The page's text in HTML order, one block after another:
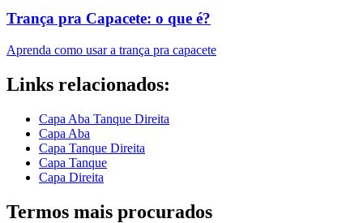
Trança pra Capacete: o que é?
Aprenda como usar a trança pra capacete
Links relacionados:
Capa Aba Tanque Direita
Capa Aba
Capa Tanque Direita
Capa Tanque
Capa Direita
Termos mais procurados